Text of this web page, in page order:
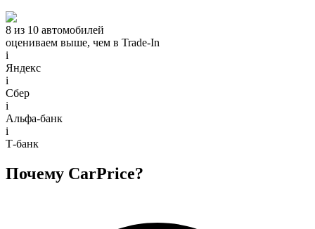
8 из 10 автомобилей
оцениваем выше, чем в Trade‑In
i
Яндекс
i
Сбер
i
Альфа-банк
i
Т-банк
Почему CarPrice?